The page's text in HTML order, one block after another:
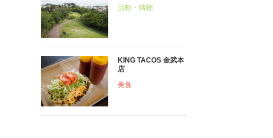
活動・購物
KING TACOS 金武本
店
美食